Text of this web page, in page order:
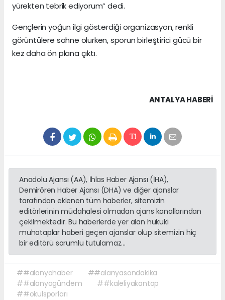
yürekten tebrik ediyorum” dedi.
Gençlerin yoğun ilgi gösterdiği organizasyon, renkli
görüntülere sahne olurken, sporun birleştirici gücü bir
kez daha ön plana çıktı.
ANTALYA HABERİ
Anadolu Ajansı (AA), İhlas Haber Ajansı (İHA),
Demirören Haber Ajansı (DHA) ve diğer ajanslar
tarafından eklenen tüm haberler, sitemizin
editörlerinin müdahalesi olmadan ajans kanallarından
çekilmektedir. Bu haberlerde yer alan hukuki
muhataplar haberi geçen ajanslar olup sitemizin hiç
bir editörü sorumlu tutulamaz...
##alanyahaber
##alanyasondakika
##alanyagündem
##kaleliyakantop
##okulsporları